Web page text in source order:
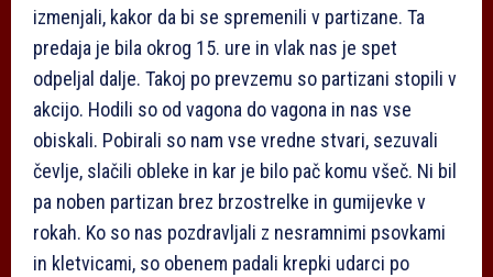
izmenjali, kakor da bi se spremenili v partizane. Ta
predaja je bila okrog 15. ure in vlak nas je spet
odpeljal dalje. Takoj po prevzemu so partizani stopili v
akcijo. Hodili so od vagona do vagona in nas vse
obiskali. Pobirali so nam vse vredne stvari, sezuvali
čevlje, slačili obleke in kar je bilo pač komu všeč. Ni bil
pa noben partizan brez brzostrelke in gumijevke v
rokah. Ko so nas pozdravljali z nesramnimi psovkami
in kletvicami, so obenem padali krepki udarci po